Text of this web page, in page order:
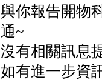
與你報告開物
通~
沒有相關訊息
如有進一步資